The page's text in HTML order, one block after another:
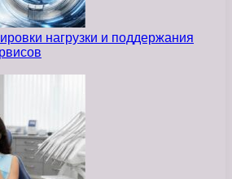
нагрузки и поддержания